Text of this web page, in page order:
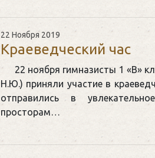
22 Ноября 2019
Краеведческий час
22 ноября гимназисты 1 «В»
Н.Ю.) приняли участие в
отправились в
просторам…